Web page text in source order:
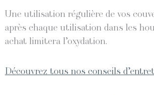
Une utilisation régulière de vos
après chaque utilisation dans les
achat limitera l’oxydation.
Découvrez tous nos conseils